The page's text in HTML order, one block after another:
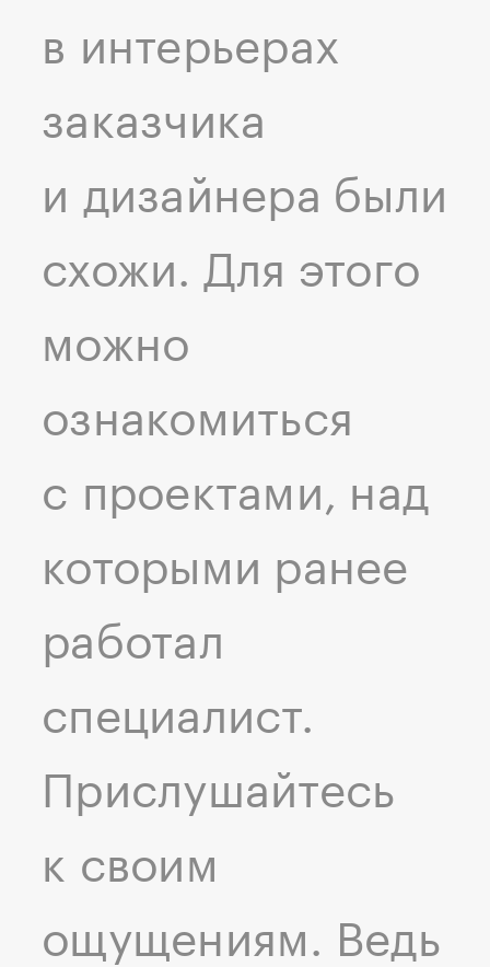
в интерьерах
заказчика
и дизайнера были
схожи. Для этого
можно
ознакомиться
с проектами, над
которыми ранее
работал
специалист.
Прислушайтесь
к своим
ощущениям. Ведь